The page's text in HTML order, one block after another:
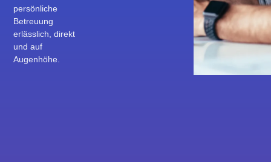
persönliche
Betreuung
erlässlich, direkt
und auf
Augenhöhe.